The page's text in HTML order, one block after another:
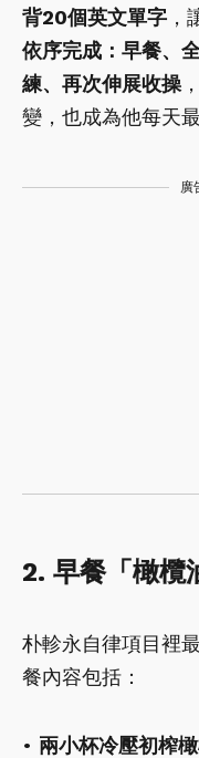
背20個英文單字 ，
依序完成：早餐、
練、再次伸展收操
變，也成為他每天
廣
2. 早餐「橄欖
朴軫永自律項目裡
餐內容包括：
• 兩小杯冷壓初榨